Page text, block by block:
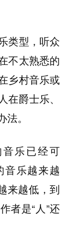
类型，听众
不太熟悉的
乡村音乐或
爵士乐、
。
乐已经可
音乐越来越
来越低，到
者是“人”还